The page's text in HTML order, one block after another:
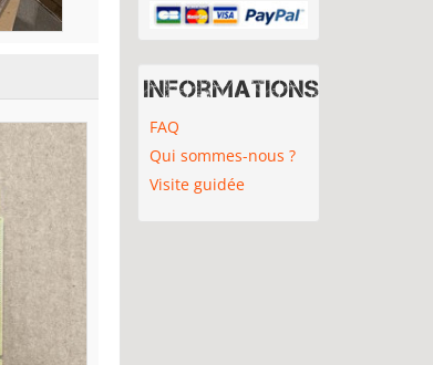
Informations
FAQ
Qui sommes-nous ?
Visite guidée